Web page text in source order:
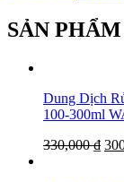
SẢN
Dung Dịch
100-300ml
330,000₫